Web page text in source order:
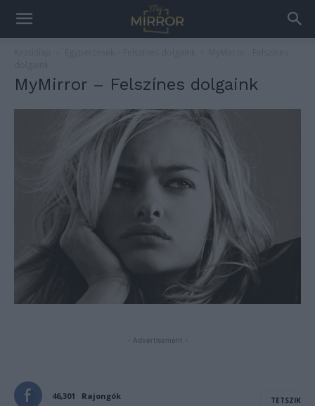
MyMirror – Felszínes dolgaink
- Advertisement -
46,301 Rajongók TETSZIK